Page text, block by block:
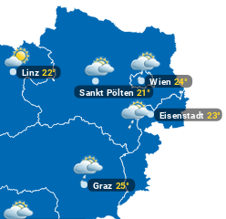
Graz 25°
Linz 22°
Wien 24°
Eisenstadt 23°
Sankt Pölten 21°